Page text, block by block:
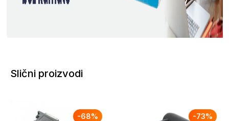
Slični proizvodi
-68% -73%